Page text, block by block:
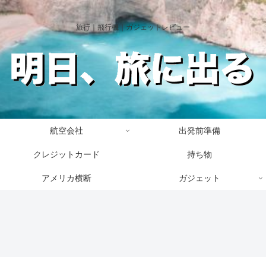
旅行｜飛行機｜ガジェットレビュー
航空会社 出発前準備
クレジットカード 持ち物
アメリカ横断 ガジェット